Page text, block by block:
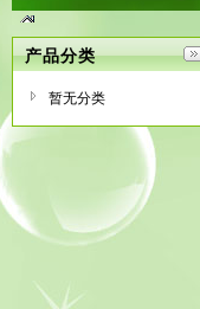
产品分类
暂无分类